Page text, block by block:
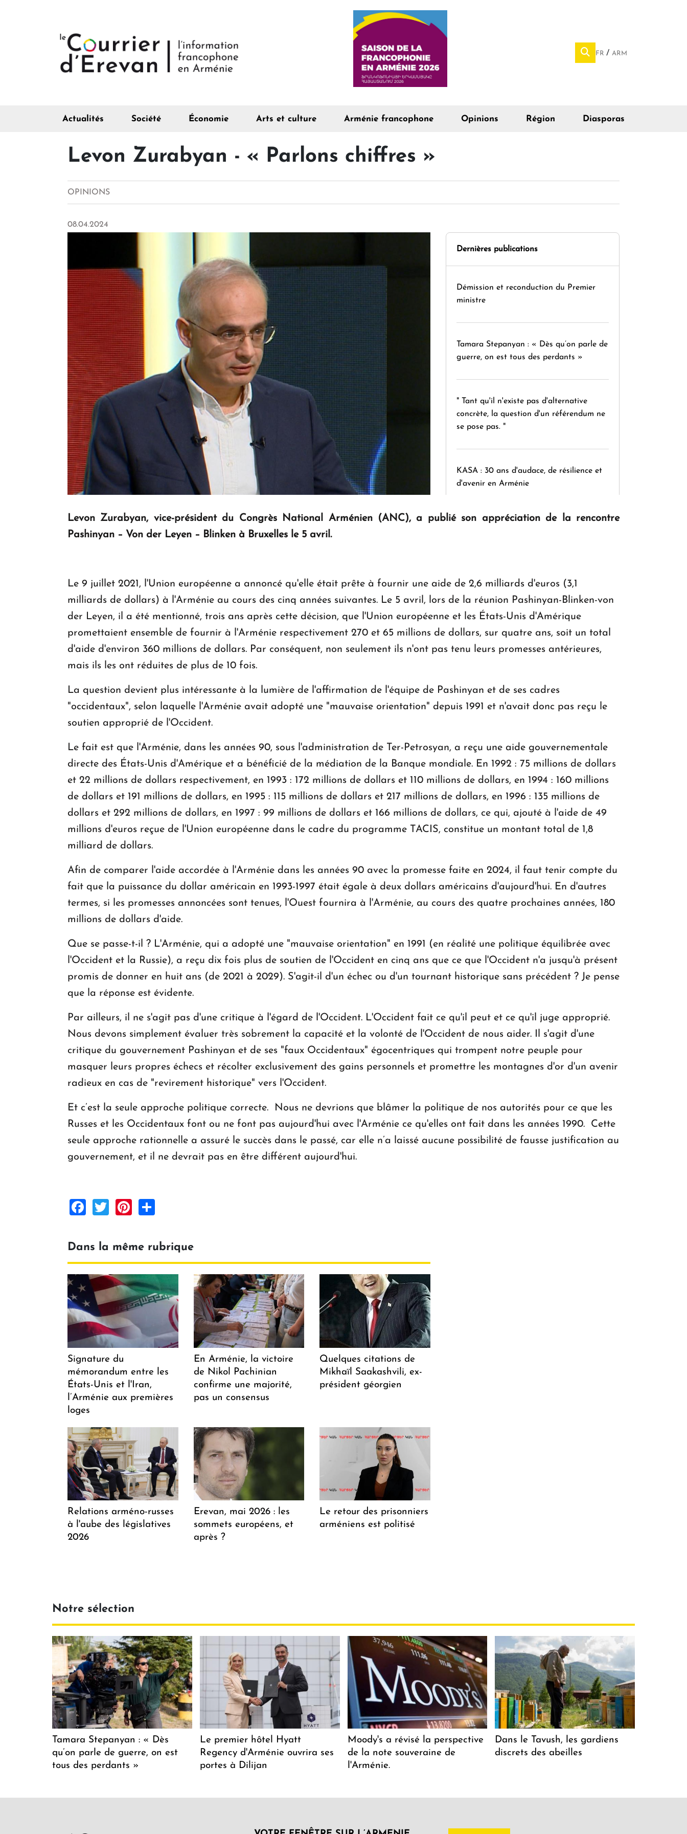
FR ARM
Actualités Société Économie Arts et culture Arménie francophone Opinions Région Diasporas
Levon Zurabyan - « Parlons chiffres »
OPINIONS
08.04.2024
Dernières publications
Démission et reconduction du Premier
ministre
Tamara Stepanyan : « Dès qu’on parle de
guerre, on est tous des perdants »
" Tant qu'il n'existe pas d'alternative
concrète, la question d'un référendum ne
se pose pas. "
KASA : 30 ans d'audace, de résilience et
d'avenir en Arménie
Levon Zurabyan, vice-président du Congrès National Arménien (ANC), a publié son appréciation de la rencontre
Pashinyan – Von der Leyen – Blinken à Bruxelles le 5 avril.
Le 9 juillet 2021, l'Union européenne a annoncé qu'elle était prête à fournir une aide de 2,6 milliards d'euros (3,1
milliards de dollars) à l'Arménie au cours des cinq années suivantes. Le 5 avril, lors de la réunion Pashinyan-Blinken-von
der Leyen, il a été mentionné, trois ans après cette décision, que l'Union européenne et les États-Unis d'Amérique
promettaient ensemble de fournir à l'Arménie respectivement 270 et 65 millions de dollars, sur quatre ans, soit un total
d'aide d'environ 360 millions de dollars. Par conséquent, non seulement ils n'ont pas tenu leurs promesses antérieures,
mais ils les ont réduites de plus de 10 fois.
La question devient plus intéressante à la lumière de l'affirmation de l'équipe de Pashinyan et de ses cadres
"occidentaux", selon laquelle l'Arménie avait adopté une "mauvaise orientation" depuis 1991 et n'avait donc pas reçu le
soutien approprié de l'Occident.
Le fait est que l'Arménie, dans les années 90, sous l'administration de Ter-Petrosyan, a reçu une aide gouvernementale
directe des États-Unis d'Amérique et a bénéficié de la médiation de la Banque mondiale. En 1992 : 75 millions de dollars
et 22 millions de dollars respectivement, en 1993 : 172 millions de dollars et 110 millions de dollars, en 1994 : 160 millions
de dollars et 191 millions de dollars, en 1995 : 115 millions de dollars et 217 millions de dollars, en 1996 : 135 millions de
dollars et 292 millions de dollars, en 1997 : 99 millions de dollars et 166 millions de dollars, ce qui, ajouté à l'aide de 49
millions d'euros reçue de l'Union européenne dans le cadre du programme TACIS, constitue un montant total de 1,8
milliard de dollars.
Afin de comparer l'aide accordée à l'Arménie dans les années 90 avec la promesse faite en 2024, il faut tenir compte du
fait que la puissance du dollar américain en 1993-1997 était égale à deux dollars américains d'aujourd'hui. En d'autres
termes, si les promesses annoncées sont tenues, l'Ouest fournira à l'Arménie, au cours des quatre prochaines années, 180
millions de dollars d'aide.
Que se passe-t-il ? L'Arménie, qui a adopté une "mauvaise orientation" en 1991 (en réalité une politique équilibrée avec
l'Occident et la Russie), a reçu dix fois plus de soutien de l'Occident en cinq ans que ce que l'Occident n'a jusqu'à présent
promis de donner en huit ans (de 2021 à 2029). S'agit-il d'un échec ou d'un tournant historique sans précédent ? Je pense
que la réponse est évidente.
Par ailleurs, il ne s'agit pas d'une critique à l'égard de l'Occident. L'Occident fait ce qu'il peut et ce qu'il juge approprié.
Nous devons simplement évaluer très sobrement la capacité et la volonté de l'Occident de nous aider. Il s'agit d'une
critique du gouvernement Pashinyan et de ses "faux Occidentaux" égocentriques qui trompent notre peuple pour
masquer leurs propres échecs et récolter exclusivement des gains personnels et promettre les montagnes d'or d'un avenir
radieux en cas de "revirement historique" vers l'Occident.
Et c’est la seule approche politique correcte. Nous ne devrions que blâmer la politique de nos autorités pour ce que les
Russes et les Occidentaux font ou ne font pas aujourd'hui avec l'Arménie ce qu'elles ont fait dans les années 1990. Cette
seule approche rationnelle a assuré le succès dans le passé, car elle n’a laissé aucune possibilité de fausse justification au
gouvernement, et il ne devrait pas en être différent aujourd'hui.
Facebook
TwitterPinterest
Dans la même rubrique
Signature du
mémorandum entre les
États-Unis et l'Iran,
l’Arménie aux premières
loges
En Arménie, la victoire
de Nikol Pachinian
confirme une majorité,
pas un consensus
Quelques citations de
Mikhaïl Saakashvili, ex-
président géorgien
Relations arméno-russes
à l'aube des législatives
2026
Erevan, mai 2026 : les
sommets européens, et
après ?
Le retour des prisonniers
arméniens est politisé
Notre sélection
Tamara Stepanyan : « Dès
qu’on parle de guerre, on est
tous des perdants »
Le premier hôtel Hyatt
Regency d'Arménie ouvrira ses
portes à Dilijan
Moody's a révisé la perspective
de la note souveraine de
l'Arménie.
Dans le Tavush, les gardiens
discrets des abeilles